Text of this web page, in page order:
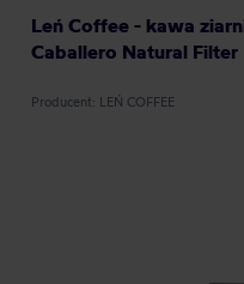
Leń Coffee - kawa
Caballero Natural
Producent: LEŃ COFFEE